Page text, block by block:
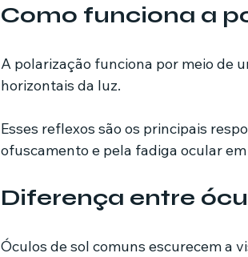
Como funciona a
A polarização funciona por meio de
horizontais da luz.
Esses reflexos são os principais
ofuscamento e pela fadiga ocular
Diferença entre
Óculos de sol comuns escurecem a